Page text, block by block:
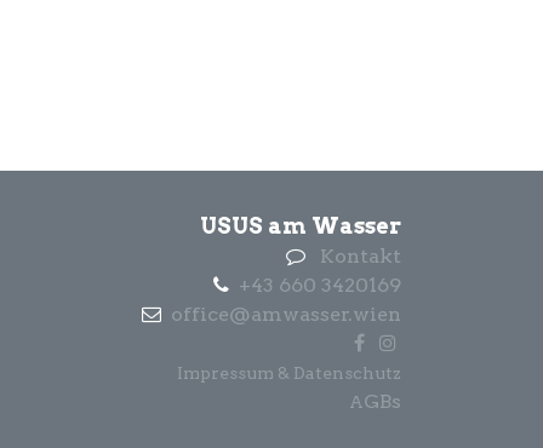
USUS am Wasser
Kontakt
+43 660 3420169
office@amwasser.wien
Impressum & Datenschutz
AGBs